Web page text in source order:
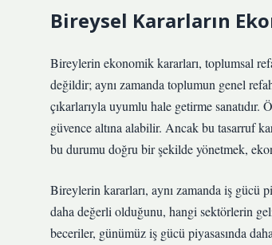
Bireysel Kararların
Bireylerin ekonomik kararları, toplumsal
değildir; aynı zamanda toplumun genel
çıkarlarıyla uyumlu hale getirme
güvence altına alabilir. Ancak bu tasarruf
bu durumu doğru bir şekilde yönetmek,
Bireylerin kararları, aynı zamanda iş gücü
daha değerli olduğunu, hangi sektörlerin
beceriler, günümüz iş gücü piyasasında